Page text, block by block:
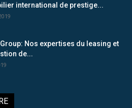
international de prestige...
Nos expertises du leasing et
de...